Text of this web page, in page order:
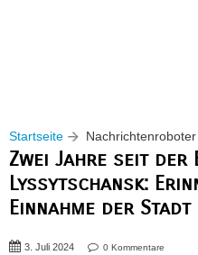
Startseite Nachrichtenroboter
Zwei Jahre seit der
Lyssytschansk:
Einnahme der Stadt
3. Juli 2024 0 Kommentare